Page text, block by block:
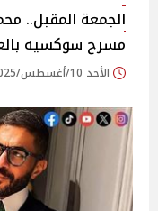
الجمعة المقبل..
مسرح سوكسيه
الأحد 10/أغسطس/2025 - 05:45 م